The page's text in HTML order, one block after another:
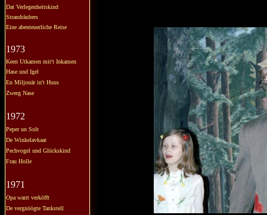
Dat Verlegenheitskind
Strandräubers
Eine abenteuerliche Reise
1973
Keen Utkamen mit't Inkamen
Hase und Igel
En Miljonär in't Huus
Zwerg Nase
1972
Peper un Solt
De Winkelavkaat
Pechvogel und Glückskind
Frau Holle
1971
Opa warrt verköfft
De vergnöögte Tankstell